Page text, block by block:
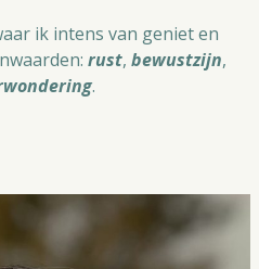
ik intens van geniet en
rust,bewustzijn,
.